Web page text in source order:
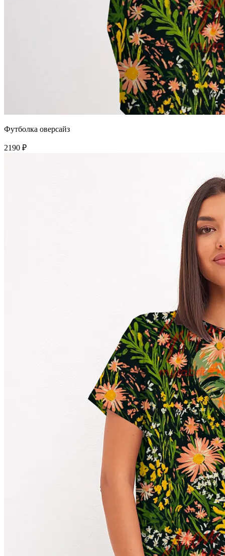
Футболка оверсайз
2190 ₽